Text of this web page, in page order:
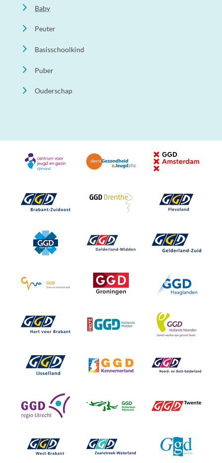
Baby
Peuter
Basisschoolkind
Puber
Ouderschap